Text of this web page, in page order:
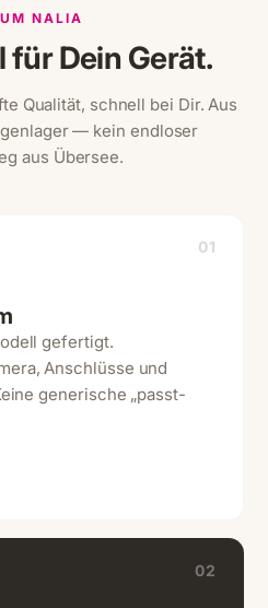
NALIA
für Dein Gerät.
Qualität, schnell bei Dir. Aus
— kein endloser
aus Übersee.
01
gefertigt.
Anschlüsse und
generische „passt-
02